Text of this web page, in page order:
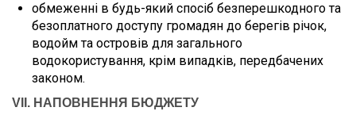
обмеженні в будь-який спосіб безперешкодного та
безоплатного доступу громадян до берегів річок,
водойм та островів для загального
водокористування, крім випадків, передбачених
законом.
VII . НАПОВНЕННЯ БЮДЖЕТУ